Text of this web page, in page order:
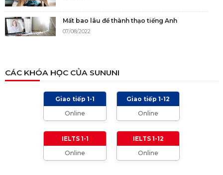
Mất bao lâu để thành thạo tiếng Anh
07/08/2022
05/12/2021
TIÊU CHÍ CHẤM IELTS SPEAKING, WRITING
2024 VÀ NHỮNG LƯU Ý
TỔNG HỢP CÁCH XƯNG HÔ TRONG TIẾNG
ANH (Từ formal đến informal)
CÁC KHÓA HỌC CỦA SUNUNI
Giao tiếp 1-1
Online
Giao tiếp 1-12
Online
IELTS 1-1
Online
IELTS 1-12
Online